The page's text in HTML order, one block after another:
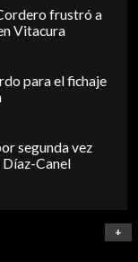
frustró a
Vitacura
para el fichaje
segunda vez
Díaz-Canel
+